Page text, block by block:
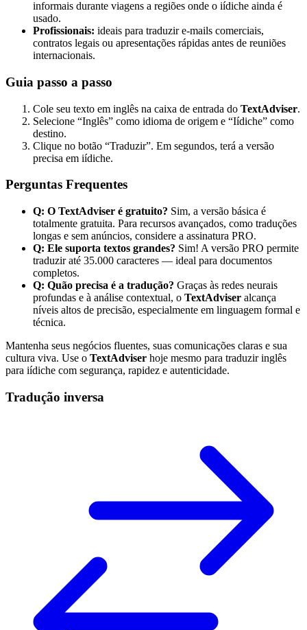
informais durante viagens a regiões onde o iídiche ainda é
usado.
Profissionais: ideais para traduzir e-mails comerciais,
contratos legais ou apresentações rápidas antes de reuniões
internacionais.
Guia passo a passo
Cole seu texto em inglês na caixa de entrada do TextAdviser.
Selecione “Inglês” como idioma de origem e “Iídiche” como
destino.
Clique no botão “Traduzir”. Em segundos, terá a versão
precisa em iídiche.
Perguntas Frequentes
Q: O TextAdviser é gratuito? Sim, a versão básica é
totalmente gratuita. Para recursos avançados, como traduções
longas e sem anúncios, considere a assinatura PRO.
Q: Ele suporta textos grandes? Sim! A versão PRO permite
traduzir até 35.000 caracteres — ideal para documentos
completos.
Q: Quão precisa é a tradução? Graças às redes neurais
profundas e à análise contextual, o TextAdviser alcança
níveis altos de precisão, especialmente em linguagem formal e
técnica.
Mantenha seus negócios fluentes, suas comunicações claras e sua
cultura viva. Use o TextAdviser hoje mesmo para traduzir inglês
para iídiche com segurança, rapidez e autenticidade.
Tradução inversa